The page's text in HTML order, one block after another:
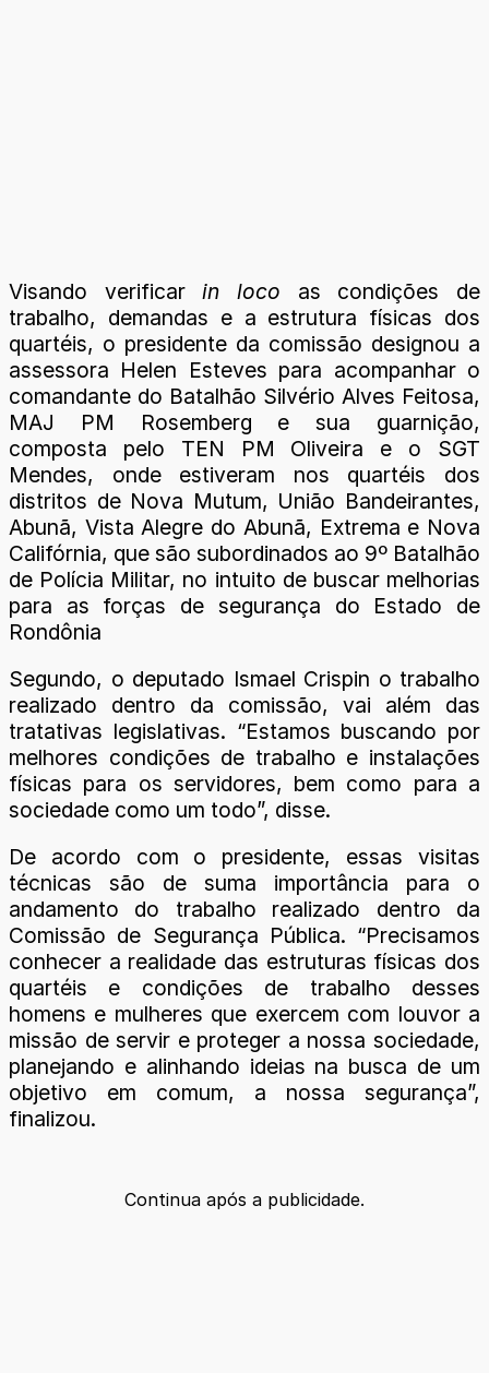
Visando verificarin loco as condições de
trabalho, demandas e a estrutura físicas dos
quartéis, o presidente da comissão designou a
assessora Helen Esteves para acompanhar o
comandante do Batalhão Silvério Alves Feitosa,
MAJ PM Rosemberg e sua guarnição,
composta pelo TEN PM Oliveira e o SGT
Mendes, onde estiveram nos quartéis dos
distritos de Nova Mutum, União Bandeirantes,
Abunã, Vista Alegre do Abunã, Extrema e Nova
Califórnia, que são subordinados ao 9º Batalhão
de Polícia Militar, no intuito de buscar melhorias
para as forças de segurança do Estado de
Rondônia
Segundo, o deputado Ismael Crispin o trabalho
realizado dentro da comissão, vai além das
tratativas legislativas. “Estamos buscando por
melhores condições de trabalho e instalações
físicas para os servidores, bem como para a
sociedade como um todo”, disse.
De acordo com o presidente, essas visitas
técnicas são de suma importância para o
andamento do trabalho realizado dentro da
Comissão de Segurança Pública. “Precisamos
conhecer a realidade das estruturas físicas dos
quartéis e condições de trabalho desses
homens e mulheres que exercem com louvor a
missão de servir e proteger a nossa sociedade,
planejando e alinhando ideias na busca de um
objetivo em comum, a nossa segurança”,
finalizou.
Continua após a publicidade.